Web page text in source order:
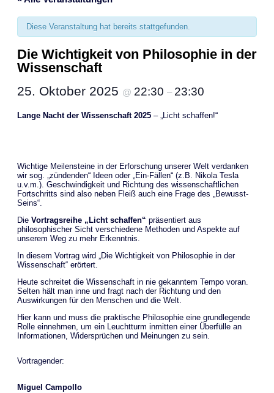
Diese Veranstaltung hat bereits stattgefunden.
Die Wichtigkeit von Philosophie in der
Wissenschaft
25. Oktober 2025 @ 22:30 – 23:30
Lange Nacht der Wissenschaft 2025 – „Licht schaffen!“
Wichtige Meilensteine in der Erforschung unserer Welt verdanken
wir sog. „zündenden“ Ideen oder „Ein-Fällen“ (z.B. Nikola Tesla
u.v.m.). Geschwindigkeit und Richtung des wissenschaftlichen
Fortschritts sind also neben Fleiß auch eine Frage des „Bewusst-
Seins“.
Die Vortragsreihe „Licht schaffen“ präsentiert aus
philosophischer Sicht verschiedene Methoden und Aspekte auf
unserem Weg zu mehr Erkenntnis.
In diesem Vortrag wird „Die Wichtigkeit von Philosophie in der
Wissenschaft“ erörtert.
Heute schreitet die Wissenschaft in nie gekanntem Tempo voran.
Selten hält man inne und fragt nach der Richtung und den
Auswirkungen für den Menschen und die Welt.
Hier kann und muss die praktische Philosophie eine grundlegende
Rolle einnehmen, um ein Leuchtturm inmitten einer Überfülle an
Informationen, Widersprüchen und Meinungen zu sein.
Vortragender:
Miguel Campollo